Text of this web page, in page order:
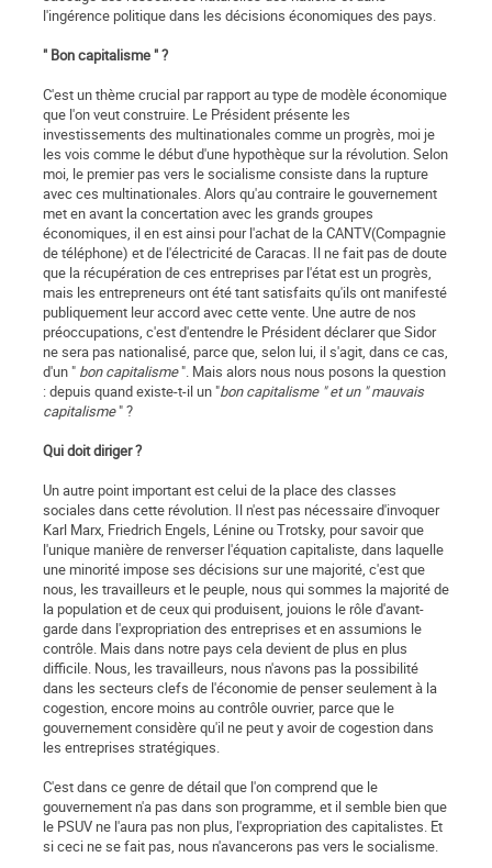
l'ingérence politique dans les décisions économiques des pays.
" Bon capitalisme " ?
C'est un thème crucial par rapport au type de modèle économique
que l'on veut construire. Le Président présente les
investissements des multinationales comme un progrès, moi je
les vois comme le début d'une hypothèque sur la révolution. Selon
moi, le premier pas vers le socialisme consiste dans la rupture
avec ces multinationales. Alors qu'au contraire le gouvernement
met en avant la concertation avec les grands groupes
économiques, il en est ainsi pour l'achat de la CANTV(Compagnie
de téléphone) et de l'électricité de Caracas. Il ne fait pas de doute
que la récupération de ces entreprises par l'état est un progrès,
mais les entrepreneurs ont été tant satisfaits qu'ils ont manifesté
publiquement leur accord avec cette vente. Une autre de nos
préoccupations, c'est d'entendre le Prési­dent déclarer que Sidor
ne sera pas nationalisé, parce que, selon lui, il s'agit, dans ce cas,
d'un " bon capitalisme". Mais alors nous nous posons la question
: depuis quand existe-t-il un "bon capitalisme " et un " mauvais
capitalisme" ?
Qui doit diriger ?
Un autre point important est celui de la place des classes
sociales dans cette révolution. Il n'est pas nécessaire d'invoquer
Karl Marx, Friedrich Engels, Lénine ou Trotsky, pour savoir que
l'unique manière de renverser l'équation capitaliste, dans laquelle
une minorité impose ses décisions sur une majorité, c'est que
nous, les travailleurs et le peuple, nous qui sommes la majorité de
la population et de ceux qui produisent, jouions le rôle d'avant-
garde dans l'expropriation des entreprises et en assumions le
contrôle. Mais dans notre pays cela devient de plus en plus
difficile. Nous, les travailleurs, nous n'avons pas la possibilité
dans les secteurs clefs de l'économie de penser seulement à la
cogestion, encore moins au contrôle ouvrier, parce que le
gouvernement considère qu'il ne peut y avoir de cogestion dans
les entreprises stratégiques.
C'est dans ce genre de détail que l'on comprend que le
gouvernement n'a pas dans son programme, et il semble bien que
le PSUV ne l'aura pas non plus, l'expropriation des capitalistes. Et
si ceci ne se fait pas, nous n'avancerons pas vers le socialisme.